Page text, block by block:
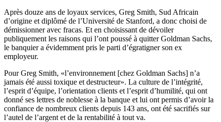
Après douze ans de loyaux services, Greg Smith, Sud Africain
d’origine et diplômé de l’Université de Stanford, a donc choisi de
démissionner avec fracas. Et en choisissant de dévoiler
publiquement les raisons qui l’ont poussé à quitter Goldman Sachs,
le banquier a évidemment pris le parti d’égratigner son ex
employeur.
Pour Greg Smith, «l’environnement [chez Goldman Sachs] n’a
jamais été aussi toxique et destructeur». La culture de l’intégrité,
l’esprit d’équipe, l’orientation clients et l’esprit d’humilité, qui ont
donné ses lettres de noblesse à la banque et lui ont permis d’avoir la
confiance de nombreux clients depuis 143 ans, ont été sacrifiés sur
l’autel de l’argent et de la rentabilité à tout va.